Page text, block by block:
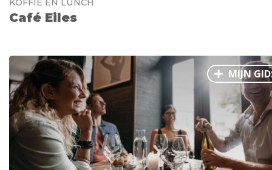
Café Eiles
MIJN